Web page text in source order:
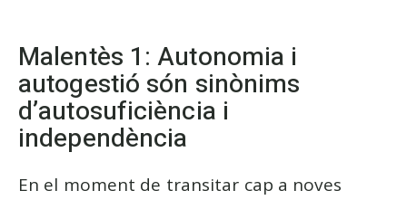
Malentès 1: Autonomia i
autogestió són sinònims
d’autosuficiència i
independència
En el moment de transitar cap a noves